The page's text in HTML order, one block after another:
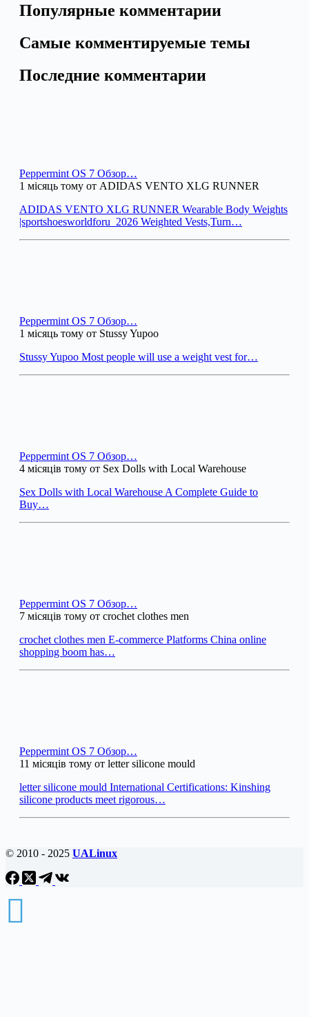
Популярные комментарии
Самые комментируемые темы
Последние комментарии
Peppermint OS 7 Обзор…
1 місяць тому от ADIDAS VENTO XLG RUNNER
ADIDAS VENTO XLG RUNNER Wearable Body Weights
|sportshoesworldforu_2026 Weighted Vests,Turn…
Peppermint OS 7 Обзор…
1 місяць тому от Stussy Yupoo
Stussy Yupoo Most people will use a weight vest for…
Peppermint OS 7 Обзор…
4 місяців тому от Sex Dolls with Local Warehouse
Sex Dolls with Local Warehouse A Complete Guide to
Buy…
Peppermint OS 7 Обзор…
7 місяців тому от crochet clothes men
crochet clothes men E-commerce Platforms China online
shopping boom has…
Peppermint OS 7 Обзор…
11 місяців тому от letter silicone mould
letter silicone mould International Certifications: Kinshing
silicone products meet rigorous…
© 2010 - 2025 UALinux